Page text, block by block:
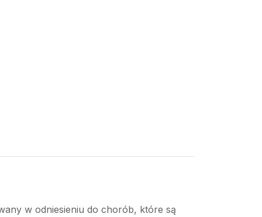
w odniesieniu do chorób, które są